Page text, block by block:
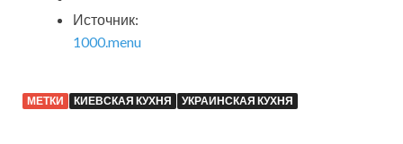
Источник:
1000.menu
МЕТКИ КИЕВСКАЯ КУХНЯ УКРАИНСКАЯ КУХНЯ